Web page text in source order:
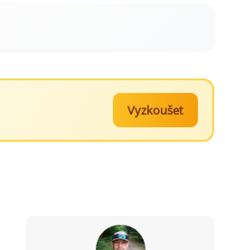
Vyzkoušet